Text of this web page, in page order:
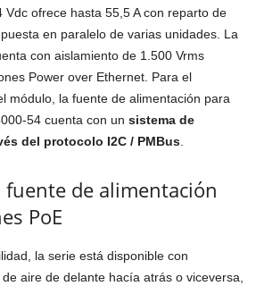
Vdc ofrece hasta 55,5 A con reparto de
en paralelo de varias unidades. La
con aislamiento de 1.500 Vrms
Power over Ethernet. Para el
módulo, la fuente de alimentación para
54 cuenta con un sistema de
del protocolo I2C / PMBus
fuente de alimentación
PoE
la serie está disponible con
aire de delante hacía atrás o viceversa,